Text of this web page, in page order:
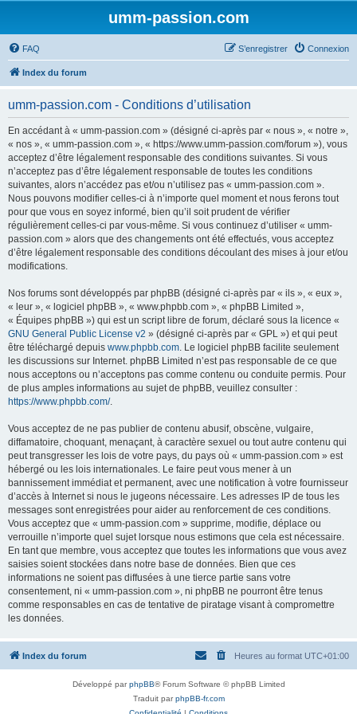
umm-passion.com
FAQ Connexion
S’enregistrer
Index du forum
umm-passion.com - Conditions d’utilisation
En accédant à « umm-passion.com » (désigné ci-après par « nous », « notre »,
« nos », « umm-passion.com », « https://www.umm-passion.com/forum »), vous
acceptez d’être légalement responsable des conditions suivantes. Si vous
n’acceptez pas d’être légalement responsable de toutes les conditions
suivantes, alors n’accédez pas et/ou n’utilisez pas « umm-passion.com ».
Nous pouvons modifier celles-ci à n’importe quel moment et nous ferons tout
pour que vous en soyez informé, bien qu’il soit prudent de vérifier
régulièrement celles-ci par vous-même. Si vous continuez d’utiliser « umm-
passion.com » alors que des changements ont été effectués, vous acceptez
d’être légalement responsable des conditions découlant des mises à jour et/ou
modifications.
Nos forums sont développés par phpBB (désigné ci-après par « ils », « eux »,
« leur », « logiciel phpBB », « www.phpbb.com », « phpBB Limited »,
« Équipes phpBB ») qui est un script libre de forum, déclaré sous la licence «
GNU General Public License v2 » (désigné ci-après par « GPL ») et qui peut
être téléchargé depuis www.phpbb.com. Le logiciel phpBB facilite seulement
les discussions sur Internet. phpBB Limited n’est pas responsable de ce que
nous acceptons ou n’acceptons pas comme contenu ou conduite permis. Pour
de plus amples informations au sujet de phpBB, veuillez consulter :
https://www.phpbb.com/.
Vous acceptez de ne pas publier de contenu abusif, obscène, vulgaire,
diffamatoire, choquant, menaçant, à caractère sexuel ou tout autre contenu qui
peut transgresser les lois de votre pays, du pays où « umm-passion.com » est
hébergé ou les lois internationales. Le faire peut vous mener à un
bannissement immédiat et permanent, avec une notification à votre fournisseur
d’accès à Internet si nous le jugeons nécessaire. Les adresses IP de tous les
messages sont enregistrées pour aider au renforcement de ces conditions.
Vous acceptez que « umm-passion.com » supprime, modifie, déplace ou
verrouille n’importe quel sujet lorsque nous estimons que cela est nécessaire.
En tant que membre, vous acceptez que toutes les informations que vous avez
saisies soient stockées dans notre base de données. Bien que ces
informations ne soient pas diffusées à une tierce partie sans votre
consentement, ni « umm-passion.com », ni phpBB ne pourront être tenus
comme responsables en cas de tentative de piratage visant à compromettre
les données.
Index du forum Heures au format UTC+01:00
Développé parphpBB® Forum Software © phpBB Limited
Traduit parphpBB-fr.com